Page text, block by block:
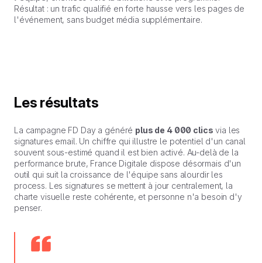
Résultat : un trafic qualifié en forte hausse vers les pages de
l'événement, sans budget média supplémentaire.
Les résultats
La campagne FD Day a généré plus de 4 000 clics via les
signatures email. Un chiffre qui illustre le potentiel d'un canal
souvent sous-estimé quand il est bien activé. Au-delà de la
performance brute, France Digitale dispose désormais d'un
outil qui suit la croissance de l'équipe sans alourdir les
process. Les signatures se mettent à jour centralement, la
charte visuelle reste cohérente, et personne n'a besoin d'y
penser.